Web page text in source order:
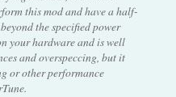
this mod and have a half-
the specified power
your hardware and is well
and overspeccing, but it
or other performance